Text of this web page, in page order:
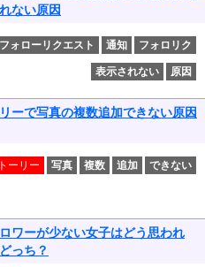
ない原因
フォローリクエスト 通知 フォロリク
表示されない 原因
ーで写真の複数追加できない原因
ーリー 写真 複数 追加 できない
ワーが少ない女子はどう思われ
っち？